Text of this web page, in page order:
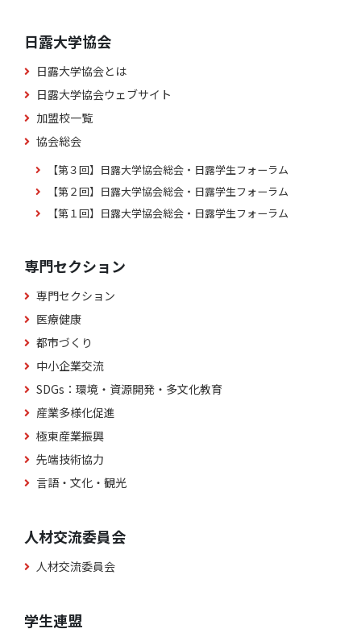
日露大学協会
日露大学協会とは
日露大学協会ウェブサイト
加盟校一覧
協会総会
【第３回】日露大学協会総会・日露学生フォーラム
【第２回】日露大学協会総会・日露学生フォーラム
【第１回】日露大学協会総会・日露学生フォーラム
専門セクション
専門セクション
医療健康
都市づくり
中小企業交流
SDGs：環境・資源開発・多文化教育
産業多様化促進
極東産業振興
先端技術協力
言語・文化・観光
人材交流委員会
人材交流委員会
学生連盟